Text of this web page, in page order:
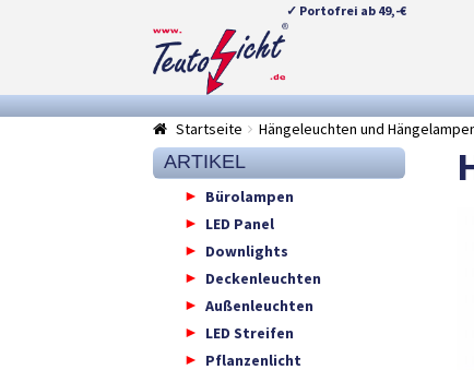
✓ Portofrei ab 49,-€
Zur
Navigation
springen
Springe
zum
Startseite
Hängeleuchten und
ARTIKEL
Bürolampen
LED Panel
Downlights
Deckenleuchten
Außenleuchten
LED Streifen
Pflanzenlicht